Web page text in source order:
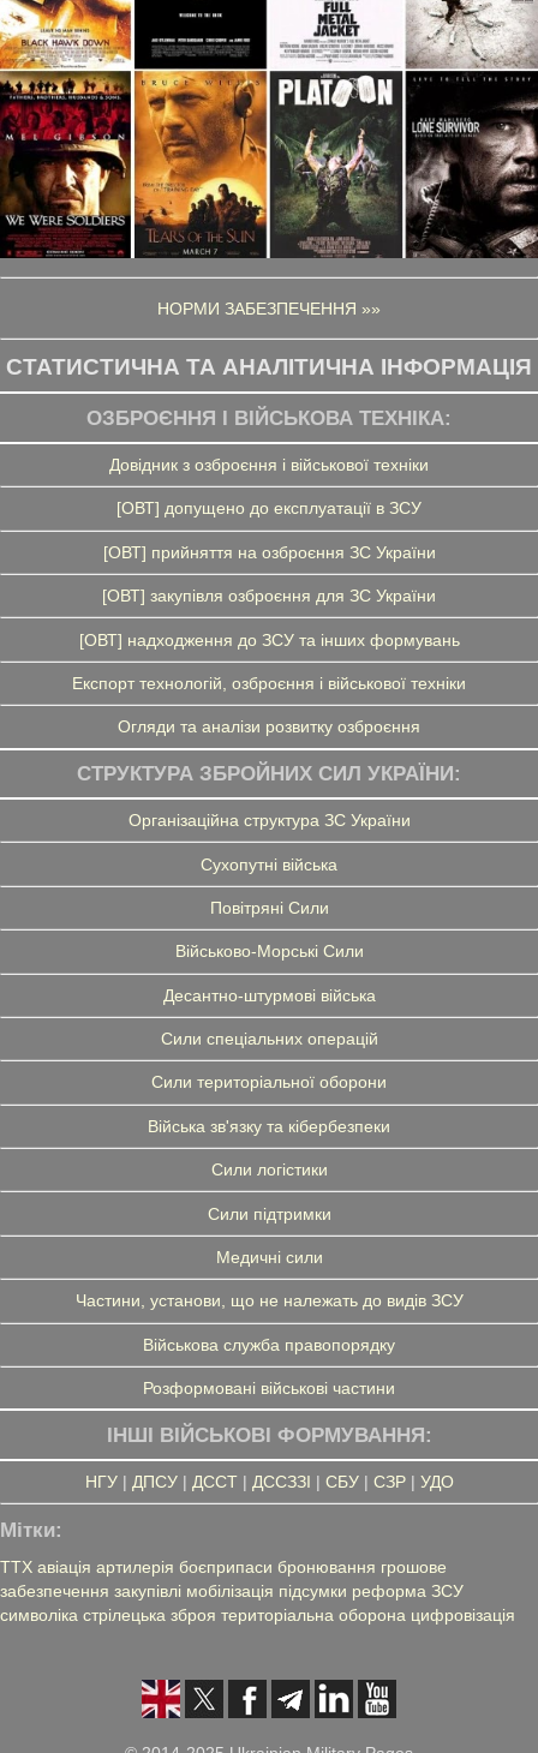
НОРМИ ЗАБЕЗПЕЧЕННЯ »»
СТАТИСТИЧНА ТА АНАЛІТИЧНА ІНФОРМАЦІЯ
ОЗБРОЄННЯ І ВІЙСЬКОВА ТЕХНІКА:
Довідник з озброєння і військової техніки
[ОВТ] допущено до експлуатації в ЗСУ
[ОВТ] прийняття на озброєння ЗС України
[ОВТ] закупівля озброєння для ЗС України
[ОВТ] надходження до ЗСУ та інших формувань
Експорт технологій, озброєння і військової техніки
Огляди та аналізи розвитку озброєння
СТРУКТУРА ЗБРОЙНИХ СИЛ УКРАЇНИ:
Організаційна структура ЗС України
Сухопутні війська
Повітряні Сили
Військово-Морські Сили
Десантно-штурмові війська
Сили спеціальних операцій
Сили територіальної оборони
Війська зв'язку та кібербезпеки
Сили логістики
Сили підтримки
Медичні сили
Частини, установи, що не належать до видів ЗСУ
Військова служба правопорядку
Розформовані військові частини
ІНШІ ВІЙСЬКОВІ ФОРМУВАННЯ:
НГУ| ДПСУ| ДССТ| ДССЗЗІ | СБУ| СЗР| УДО
Мітки:
ТТХ авіація артилерія боєприпаси бронювання грошове
забезпечення закупівлі мобілізація підсумки реформа ЗСУ
символіка стрілецька зброя територіальна оборона цифровізація